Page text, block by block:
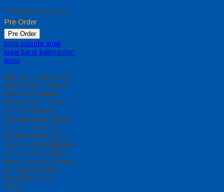
*Harga Hubungi CS
Pre Order
Pre Order
toga wisuda anak
kutai barat kalimantan
timur
jual baju toga wisuda
kutai barat : long ari,
pahangai, bagun,
hbung, iram, melak,
manoor bulant,
sakolaq darat, laham,
bongan, jempang,
bentian besar, siluq
ngurai, penyinggahan,
muara pahu, muara
lawa, nyuatan, damai,
borong tongkok,
linggang bigung,
tering,